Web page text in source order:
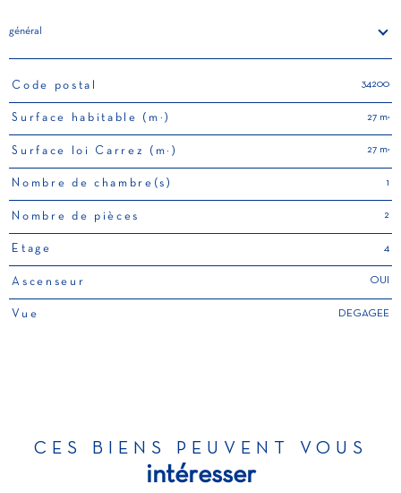
général
TRAD_PAMPERO_Caracteristique
Code postal 34200
Surface habitable (m²) 27 m²
Surface loi Carrez (m²) 27 m²
Nombre de chambre(s) 1
Nombre de pièces 2
Etage 4
Ascenseur OUI
Vue DEGAGEE
CES BIENS PEUVENT VOUS
intéresser